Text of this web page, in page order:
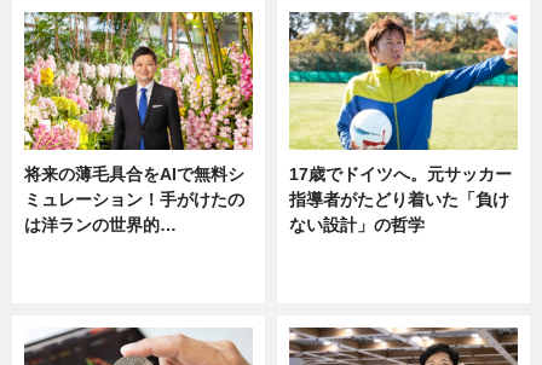
将来の薄毛具合をAIで無料シ
ミュレーション！手がけたの
は洋ランの世界的…
17歳でドイツへ。元サッカー
指導者がたどり着いた「負け
ない設計」の哲学